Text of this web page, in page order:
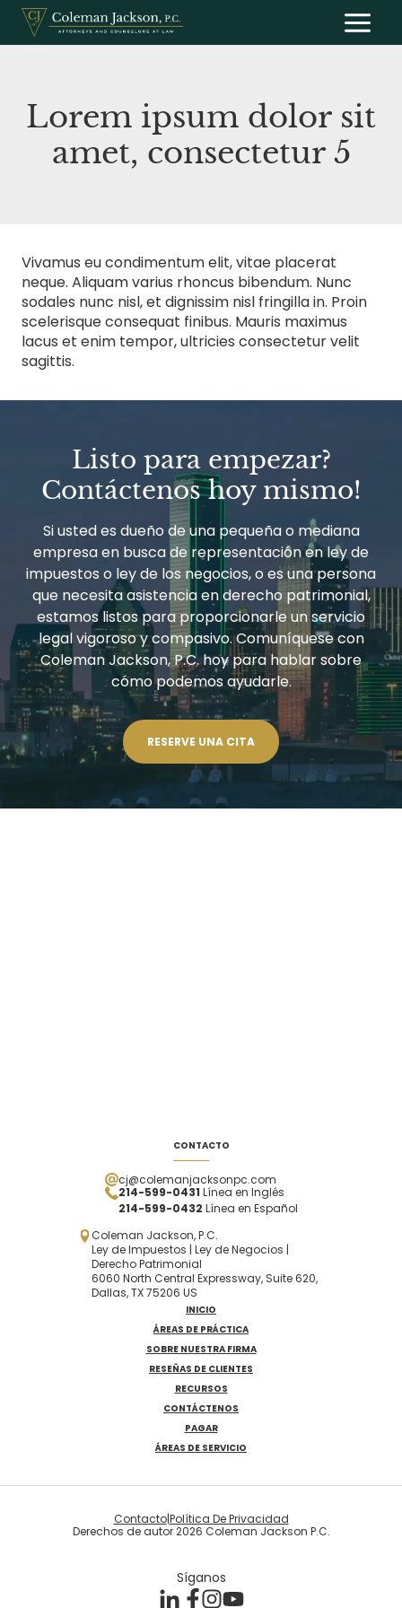
Saltar
contenido
Lorem ipsum dolor sit
amet, consectetur 5
Vivamus eu condimentum elit, vitae placerat
neque. Aliquam varius rhoncus bibendum. Nunc
sodales nunc nisl, et dignissim nisl fringilla in. Proin
scelerisque consequat finibus. Mauris maximus
lacus et enim tempor, ultricies consectetur velit
sagittis.
Listo para empezar?
Contáctenos hoy mismo!
Si usted es dueño de una pequeña o mediana
empresa en busca de representación en ley de
impuestos o ley de los negocios, o es una persona
que necesita asistencia en derecho patrimonial,
estamos listos para proporcionarle un servicio
legal vigoroso y compasivo. Comuníquese con
Coleman Jackson, P.C. hoy para hablar sobre
cómo podemos ayudarle.
RESERVE UNA CITA
CONTACTO
cj@colemanjacksonpc.com
214-599-0431 Línea en Inglés
214-599-0432 Línea en Español
Coleman Jackson, P.C.
Ley de Impuestos | Ley de Negocios |
Derecho Patrimonial
6060 North Central Expressway, Suite 620,
Dallas, TX 75206 US
INICIO
ÁREAS DE PRÁCTICA
SOBRE NUESTRA FIRMA
RESEÑAS DE CLIENTES
RECURSOS
CONTÁCTENOS
PAGAR
ÁREAS DE SERVICIO
Derechos de autor 2026 Coleman Jackson P.C.
Contacto|Política De Privacidad
Síganos